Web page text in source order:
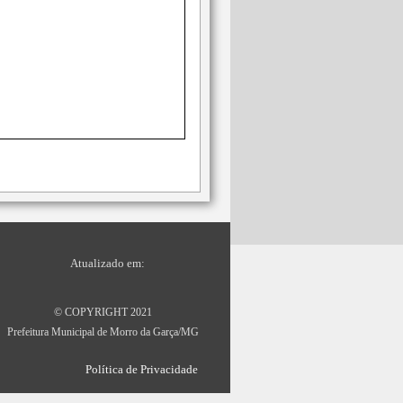
Atualizado em:
Política de Privacidade
© COPYRIGHT 2021
Prefeitura Municipal de Morro da Garça/MG